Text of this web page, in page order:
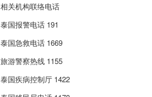
相关机构联络电话
泰国报警电话 191
泰国急救电话 1669
旅游警察热线 1155
泰国疾病控制厅 1422